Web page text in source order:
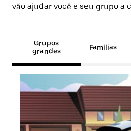
vão ajudar você e seu grupo a
Grupos
grandes
Famílias